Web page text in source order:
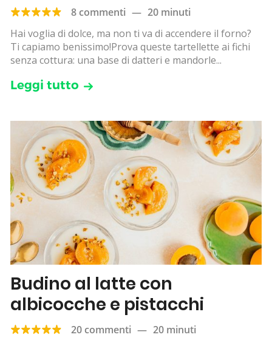
8 commenti — 20 minuti
Hai voglia di dolce, ma non ti va di accendere il forno?
Ti capiamo benissimo!Prova queste tartellette ai fichi
senza cottura: una base di datteri e mandorle...
Leggi tutto
Budino al latte con
albicocche e pistacchi
20 commenti — 20 minuti